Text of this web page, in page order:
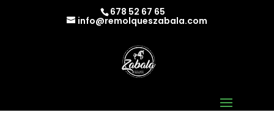
678 52 67 65
info@remolqueszabala.com